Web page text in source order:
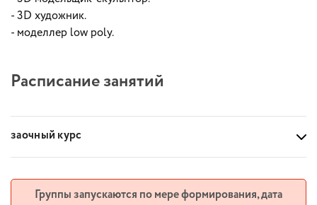
- 3D художник.
- моделлер low poly.
Расписание занятий
заочный курс
Группы запускаются по мере формирования, дата